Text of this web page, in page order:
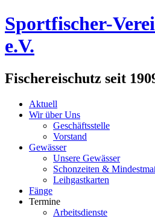
Sportfischer-
e.V.
Fischereischutz seit
Aktuell
Wir über Uns
Geschäftsstelle
Vorstand
Gewässer
Unsere Gewässer
Schonzeiten &
Leihgastkarten
Fänge
Termine
Arbeitsdienste